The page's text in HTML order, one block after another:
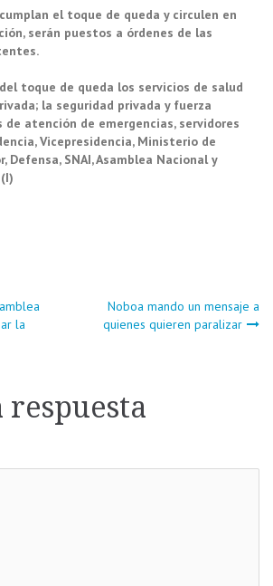
el toque de queda y circulen en
serán puestos a órdenes de las
toque de queda los servicios de salud
la seguridad privada y fuerza
de atención de emergencias, servidores
Vicepresidencia, Ministerio de
Defensa, SNAI, Asamblea Nacional y
la
Noboa mando un mensaje a
quienes quieren paralizar
respuesta